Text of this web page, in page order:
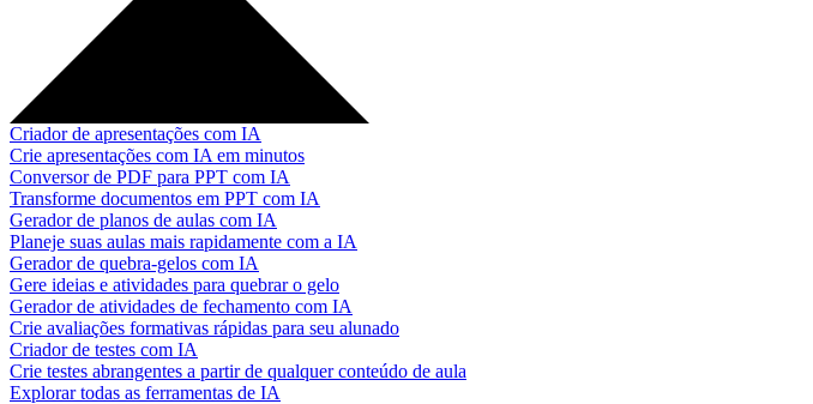
Criador de apresentações com IA
Crie apresentações com IA em minutos
Conversor de PDF para PPT com IA
Transforme documentos em PPT com IA
Gerador de planos de aulas com IA
Planeje suas aulas mais rapidamente com a IA
Gerador de quebra-gelos com IA
Gere ideias e atividades para quebrar o gelo
Gerador de atividades de fechamento com IA
Crie avaliações formativas rápidas para seu alunado
Criador de testes com IA
Crie testes abrangentes a partir de qualquer conteúdo de aula
Explorar todas as ferramentas de IA